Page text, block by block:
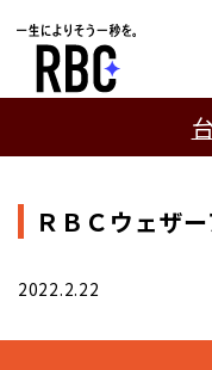
ＲＢＣウェザ
2022.2.22